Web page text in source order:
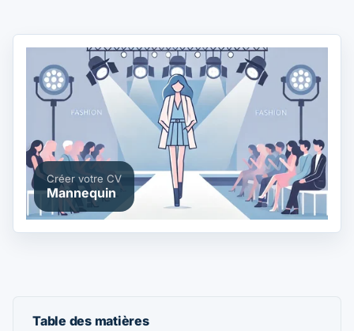
Créer votre CV
Mannequin
Table des matières